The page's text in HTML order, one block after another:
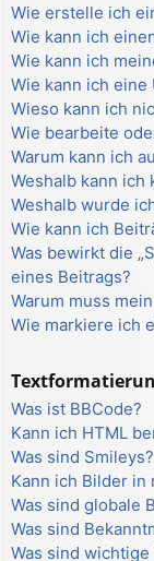
Wie erstelle ich
Wie kann ich
Wie kann ich
Wie kann ich
Wieso kann ich
Wie bearbeite
Warum kann ich
Weshalb kann ich
Weshalb wurde
Wie kann ich
Was bewirkt die
eines Beitrags?
Warum muss
Wie markiere ich
Was ist BBCode?
Kann ich HTML
Was sind Smileys?
Kann ich Bilder in
Was sind globale
Was sind
Was sind wichtige